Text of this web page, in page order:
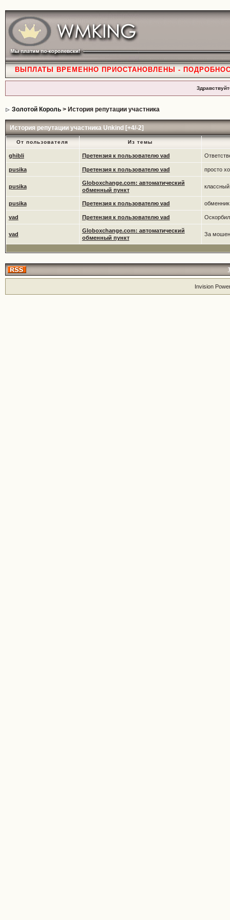
ВЫПЛАТЫ ВРЕМЕННО ПРИОСТАНОВЛЕНЫ -
Золотой Король> История репутации участника
История репутации участника Unkind [+4/-2]
От пользователя Из темы
ghibli Претензия к пользователю vad
pusika Претензия к пользователю vad просто
pusika
Globoxchange.com: автоматический
обменный пункт
pusika Претензия к пользователю vad
vad Претензия к пользователю vad
vad
Globoxchange.com: автоматический
обменный пункт
За
Invision